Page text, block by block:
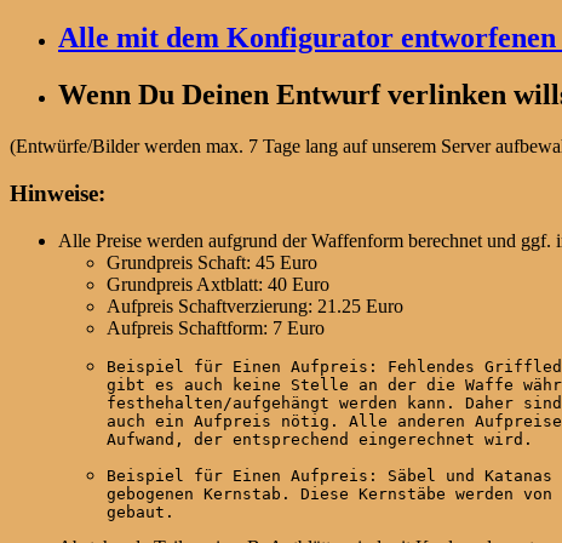
Alle mit dem Konfigurator
Wenn Du Deinen Entwurf verlinken
(Entwürfe/Bilder werden max. 7 Tage lang auf unserem Server
Hinweise:
Alle Preise werden aufgrund der Waffenform berechnet und
Grundpreis Schaft: 45 Euro
Grundpreis Axtblatt: 40 Euro
Aufpreis Schaftverzierung: 21.25 Euro
Aufpreis Schaftform: 7 Euro
Beispiel für Einen Aufpreis: Fehlendes
gibt es auch keine Stelle an der die Waffe
festhehalten/aufgehängt werden kann. Daher
auch ein Aufpreis nötig. Alle anderen Aufpreise
Aufwand, der entsprechend eingerechnet wird.
Beispiel für Einen Aufpreis: Säbel und Katanas
gebogenen Kernstab. Diese Kernstäbe werden
gebaut.